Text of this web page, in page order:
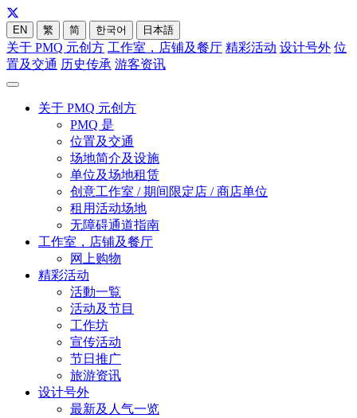
EN 繁 简 한국어 日本語
关于 PMQ 元创方 工作室，店铺及餐厅 精彩活动 设计号外 位
置及交通 历史传承 游客资讯
关于 PMQ 元创方
PMQ 是
位置及交通
场地简介及设施
单位及场地租赁
创意工作室 / 期间限定店 / 商店单位
租用活动场地
无障碍通道指南
工作室，店铺及餐厅
网上购物
精彩活动
活動一覧
活动及节目
工作坊
宣传活动
节日推广
旅游资讯
设计号外
最新及人气一览